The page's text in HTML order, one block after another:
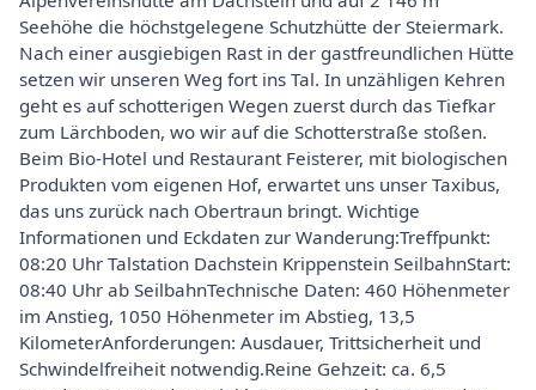
Seehöhe die höchstgelegene Schutzhütte der Steiermark.
Nach einer ausgiebigen Rast in der gastfreundlichen Hütte
setzen wir unseren Weg fort ins Tal. In unzähligen Kehren
geht es auf schotterigen Wegen zuerst durch das Tiefkar
zum Lärchboden, wo wir auf die Schotterstraße stoßen.
Beim Bio-Hotel und Restaurant Feisterer, mit biologischen
Produkten vom eigenen Hof, erwartet uns unser Taxibus,
das uns zurück nach Obertraun bringt. Wichtige
Informationen und Eckdaten zur Wanderung:Treffpunkt:
08:20 Uhr Talstation Dachstein Krippenstein SeilbahnStart:
08:40 Uhr ab SeilbahnTechnische Daten: 460 Höhenmeter
im Anstieg, 1050 Höhenmeter im Abstieg, 13,5
KilometerAnforderungen: Ausdauer, Trittsicherheit und
Schwindelfreiheit notwendig.Reine Gehzeit: ca. 6,5